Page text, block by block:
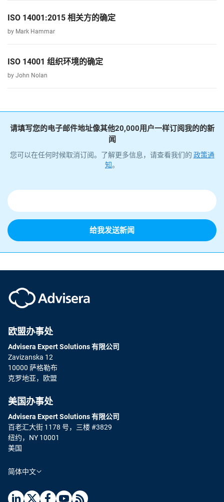
ISO 14001:2015 相关方的确定
by Mark Hammar
ISO 14001 组织环境的确定
by John Nolan
请填写您的电子邮件地址像其他20,000用户一样订阅我的的新
闻
您可以在任何时候取消订阅。了解更多信息，请查看我们的 政策通
知。
欧盟办事处
Advisera Expert Solutions 有限公司
Zavizanska 12
10000 萨格勒布
克罗地亚，欧盟
美国办事处
Advisera Expert Solutions 有限公司
百老汇大街 1178 号，三楼 #3829
纽约，NY 10001
美国
简体中文